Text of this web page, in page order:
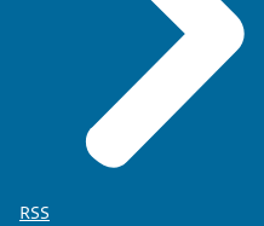
RSS